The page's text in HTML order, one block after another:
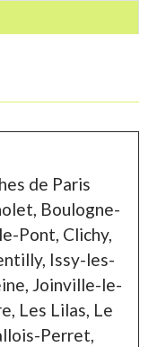
de Paris
Boulogne-
Pont, Clichy,
Issy-les-
Joinville-le-
Les Lilas, Le
Perret,